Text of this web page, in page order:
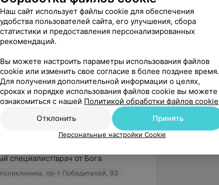
надо в...
пр-т Победителей, 93
всегда ответит на все вопросы,
и готова помочь. Нам очень
...
пр-т Победителей, 93
специалист!врач от Бога
пр-т Победителей, 93
Наш сайт использует файлы cookie для обеспечения
удобства пользователей сайта, его улучшения, сбора
статистики и предоставления персонализированных
рекомендаций.
Вы можете настроить параметры использования файлов
cookie или изменить свое согласие в более позднее время.
Для получения дополнительной информации о целях,
сроках и порядке использования файлов cookie вы можете
ознакомиться с нашей Политикой обработки файлов cookie
Отклонить
Принять
Персональные настройки Cookie